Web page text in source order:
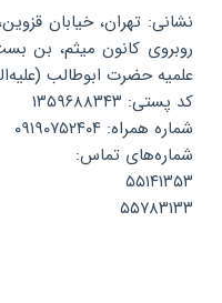
نشانی: تهران، خیابان
علمیه حضرت ابوطالب
کد پستی: ۱۳۵۹۶۸۸۳۴۳
شماره همراه: ۰۹۱۹۰۷۵۲۴۰۴
شماره‌های تماس:
۵۵۱۴۱۳۵۳
۵۵۷۸۳۱۳۳